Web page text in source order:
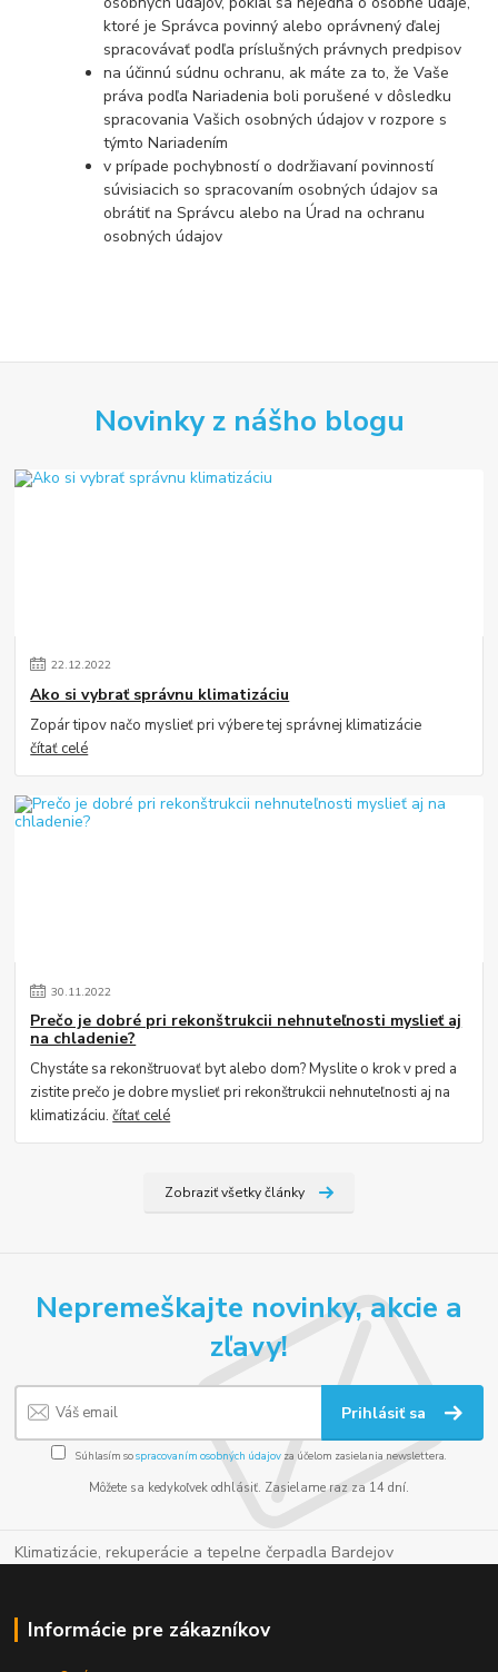
ktoré je Správca povinný alebo oprávnený ďalej
spracovávať podľa príslušných právnych predpisov
na účinnú súdnu ochranu, ak máte za to, že Vaše
práva podľa Nariadenia boli porušené v dôsledku
spracovania Vašich osobných údajov v rozpore s
týmto Nariadením
v prípade pochybností o dodržiavaní povinností
súvisiacich so spracovaním osobných údajov sa
obrátiť na Správcu alebo na Úrad na ochranu
osobných údajov
Novinky z nášho blogu
22.12.2022
Ako si vybrať správnu klimatizáciu
Zopár tipov načo myslieť pri výbere tej správnej klimatizácie
čítať celé
30.11.2022
Prečo je dobré pri rekonštrukcii nehnuteľnosti myslieť aj
na chladenie?
Chystáte sa rekonštruovať byt alebo dom? Myslite o krok v pred a
zistite prečo je dobre myslieť pri rekonštrukcii nehnuteľnosti aj na
klimatizáciu.čítať celé
Zobraziť všetky články
Nepremeškajte novinky, akcie a
zľavy!
Prihlásiť sa
Súhlasím sospracovaním osobných údajov za účelom zasielania newslettera.
Môžete sa kedykoľvek odhlásiť. Zasielame raz za 14 dní.
Klimatizácie, rekuperácie a tepelne čerpadla Bardejov
Informácie pre zákazníkov